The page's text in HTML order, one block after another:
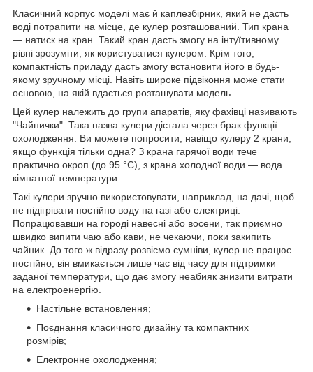
Класичний корпус моделі має й каплезбірник, який не дасть
воді потрапити на місце, де кулер розташований. Тип крана
— натиск на кран. Такий кран дасть змогу на інтуїтивному
рівні зрозуміти, як користуватися кулером. Крім того,
компактність приладу дасть змогу встановити його в будь-
якому зручному місці. Навіть широке підвіконня може стати
основою, на якій вдасться розташувати модель.
Цей кулер належить до групи апаратів, яку фахівці називають
"Чайнички". Така назва кулери дістала через брак функції
охолодження. Ви можете попросити, навіщо кулеру 2 крани,
якщо функція тільки одна? З крана гарячої води тече
практично окроп (до 95 °C), з крана холодної води — вода
кімнатної температури.
Такі кулери зручно використовувати, наприклад, на дачі, щоб
не підігрівати постійно воду на газі або електриці.
Попрацювавши на городі навесні або восени, так приємно
швидко випити чаю або кави, не чекаючи, поки закипить
чайник. До того ж відразу розвіємо сумніви, кулер не працює
постійно, він вмикається лише час від часу для підтримки
заданої температури, що дає змогу неабияк знизити витрати
на електроенергію.
Настільне встановлення;
Поєднання класичного дизайну та компактних
розмірів;
Електронне охолодження;